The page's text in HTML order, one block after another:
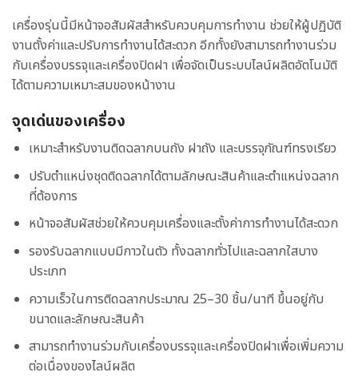
เครื่องรุ่นนี้มีหน้าจอสัมผัสสำหรับควบคุมการทำงาน ช่วยให้ผู้ปฏิบัติ
งานตั้งค่าและปรับการทำงานได้สะดวก อีกทั้งยังสามารถทำงานร่วม
กับเครื่องบรรจุและเครื่องปิดฝา เพื่อจัดเป็นระบบไลน์ผลิตอัตโนมัติ
ได้ตามความเหมาะสมของหน้างาน
จุดเด่นของเครื่อง
เหมาะสำหรับงานติดฉลากบนถัง ฝาถัง และบรรจุภัณฑ์ทรงเรียว
ปรับตำแหน่งชุดติดฉลากได้ตามลักษณะสินค้าและตำแหน่งฉลาก
ที่ต้องการ
หน้าจอสัมผัสช่วยให้ควบคุมเครื่องและตั้งค่าการทำงานได้สะดวก
รองรับฉลากแบบมีกาวในตัว ทั้งฉลากทั่วไปและฉลากใสบาง
ประเภท
ความเร็วในการติดฉลากประมาณ 25–30 ชิ้น/นาที ขึ้นอยู่กับ
ขนาดและลักษณะสินค้า
สามารถทำงานร่วมกับเครื่องบรรจุและเครื่องปิดฝาเพื่อเพิ่มความ
ต่อเนื่องของไลน์ผลิต